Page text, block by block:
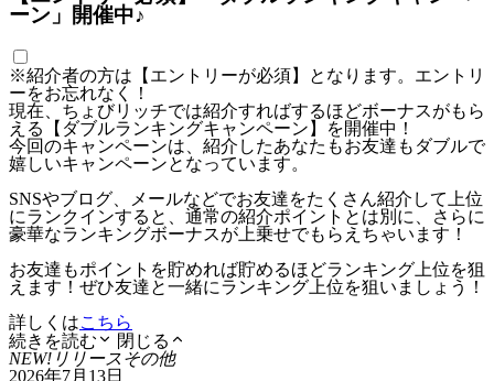
ーン」開催中♪
※紹介者の方は【エントリーが必須】となります。エントリ
ーをお忘れなく！
現在、ちょびリッチでは紹介すればするほどボーナスがもら
える【ダブルランキングキャンペーン】を開催中！
今回のキャンペーンは、紹介したあなたもお友達もダブルで
嬉しいキャンペーンとなっています。
SNSやブログ、メールなどでお友達をたくさん紹介して上位
にランクインすると、通常の紹介ポイントとは別に、さらに
豪華なランキングボーナスが上乗せでもらえちゃいます！
お友達もポイントを貯めれば貯めるほどランキング上位を狙
えます！ぜひ友達と一緒にランキング上位を狙いましょう！
詳しくはこちら
続きを読む
閉じる
NEW! リリースその他
2026年7月13日